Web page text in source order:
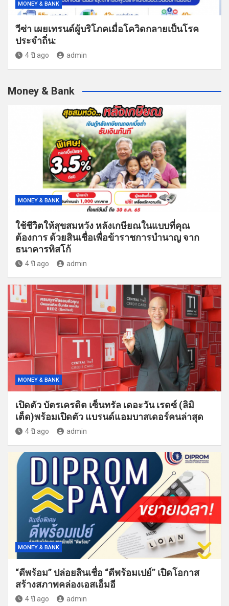
MONEY & BANK
วีซ่า เผยเทรนด์ผู้บริโภคเมื่อโควิดกลายเป็นโรค
ประจำถิ่น:
4 ปี ago admin
Money & Bank
MONEY & BANK
ใช้ชีวิตให้สุขสมหวัง หลังเกษียณในแบบที่คุณ
ต้องการ ด้วยสินเชื่อเพื่อข้าราชการบำนาญ จาก
ธนาคารทิสโก้
4 ปี ago admin
MONEY & BANK
เปิดตัว บัตรเครดิต เซ็นทรัล เดอะวัน เรดซ์ (ลิมิ
เต็ด)พร้อมเปิดตัว แบรนด์แอมบาสเดอร์คนล่าสุด
4 ปี ago admin
MONEY & BANK
“ดีพร้อม” ปล่อยสินเชื่อ “ดีพร้อมเปย์” เปิดโอกาส
สร้างสภาพคล่องเอสเอ็มอี
4 ปี ago admin